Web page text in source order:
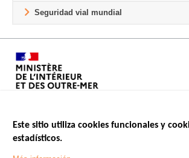
Seguridad vial mundial
Footer
Este sitio utiliza cookies funcionales y
estadísticos.